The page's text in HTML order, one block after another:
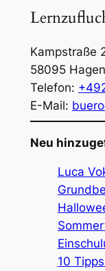
Kampstraße
58095Hagen
Telefon:
E-Mail:
Neu
Luca
10